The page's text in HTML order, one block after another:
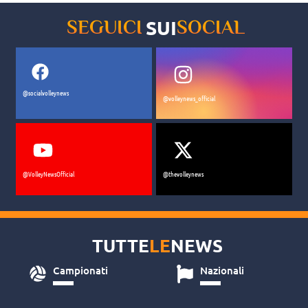
SEGUICI SUISOCIAL
@socialvolleynews
@volleynews_official
@VolleyNewsOfficial @thevolleynews
TUTTELENEWS
Campionati Nazionali